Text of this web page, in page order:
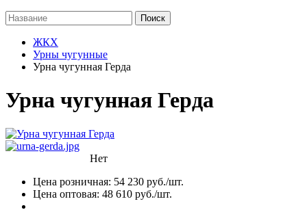
Поиск
ЖКХ
Урны чугунные
Урна чугунная Герда
Урна чугунная Герда
Нет
Цена розничная: 54 230 руб./шт.
Цена оптовая: 48 610 руб./шт.